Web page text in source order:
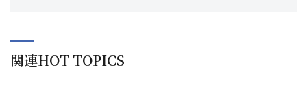
関連HOT TOPICS